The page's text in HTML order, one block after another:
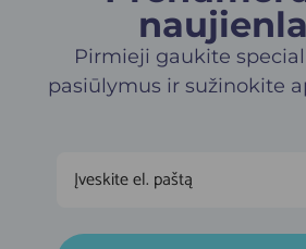
Pirmieji gaukite
pasiūlymus ir sužinokite